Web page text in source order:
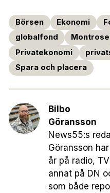
Börsen Ekonomi
globalfond
Montrose
Privatekonomi
Spara och placera
Bilbo
Göransson
News55:s
Göransson
år på radio,
annat på DN
som både